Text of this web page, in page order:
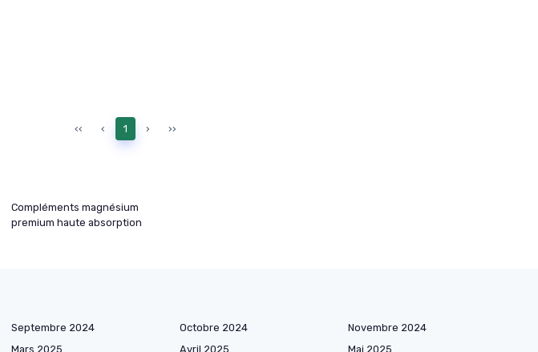
‹‹ ‹ 1 › ››
Compléments magnésium
premium haute absorption
Septembre 2024 Octobre 2024
Novembre 2024
Mars 2025 Avril 2025
Mai 2025